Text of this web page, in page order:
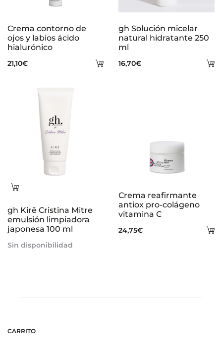
Añadir
Crema contorno de
ojos y labios ácido
hialurónico
21,10€
gh Solución micelar
natural hidratante 250
ml
16,70€
Leer
gh Kirē Cristina Mitre
emulsión limpiadora
japonesa 100 ml
Sin disponibilidad
Crema reafirmante
antiox pro-colágeno
vitamina C
24,75€
CARRITO